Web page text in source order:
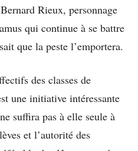
Rieux, personnage
qui continue à se battre
que la peste l’emportera.
des classes de
une initiative intéressante
suffira pas à elle seule à
et l’autorité des